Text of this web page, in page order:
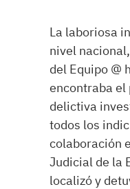
La laboriosa
nivel
del Equipo @
encontraba
delictiva
todos los
colaboración
Judicial de la
localizó y